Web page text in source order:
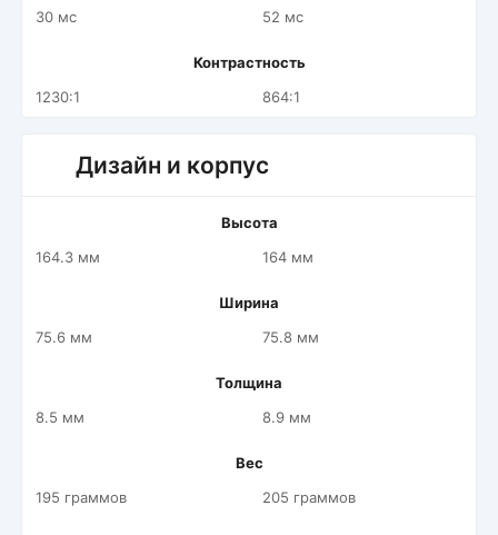
30 мс
52 мс
Контрастность
1230:1
864:1
Дизайн и корпус
Высота
164.3 мм
164 мм
Ширина
75.6 мм
75.8 мм
Толщина
8.5 мм
8.9 мм
Вес
195 граммов
205 граммов